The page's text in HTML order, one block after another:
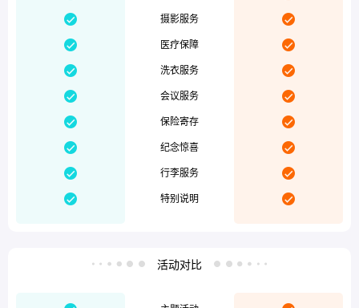








摄影服务
医疗保障
洗衣服务
会议服务
保险寄存
纪念惊喜
行李服务
特别说明








 活动对比 